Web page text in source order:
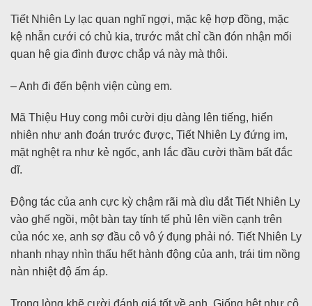
Tiết Nhiên Ly lạc quan nghĩ ngợi, mặc kệ hợp đồng, mặc
kệ nhẫn cưới có chủ kia, trước mắt chỉ cần đón nhận mối
quan hệ gia đình được chắp vá này mà thôi.
– Anh đi đến bệnh viện cùng em.
Mã Thiệu Huy cong môi cười dịu dàng lên tiếng, hiển
nhiên như anh đoán trước được, Tiết Nhiên Ly đứng im,
mặt nghệt ra như kẻ ngốc, anh lắc đầu cười thầm bất đắc
dĩ.
Động tác của anh cực kỳ chậm rãi mà dìu dắt Tiết Nhiên Ly
vào ghế ngồi, một bàn tay tính tế phủ lên viền cạnh trên
của nóc xe, anh sợ đầu cô vô ý đụng phải nó. Tiết Nhiên Ly
nhanh nhạy nhìn thấu hết hành động của anh, trái tim nồng
nàn nhiệt độ ấm áp.
Trong lòng khẽ cười đánh giá tốt về anh. Giống hệt như cô